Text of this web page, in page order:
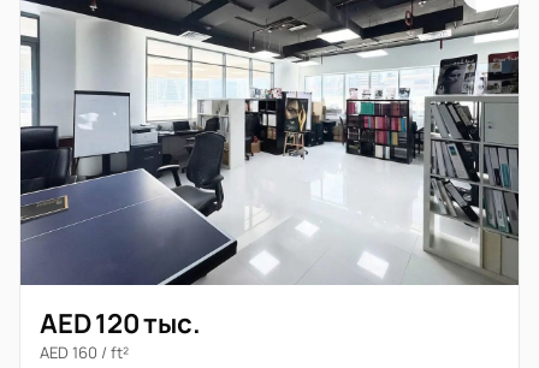
AED 120 тыс.
AED 160 / ft²